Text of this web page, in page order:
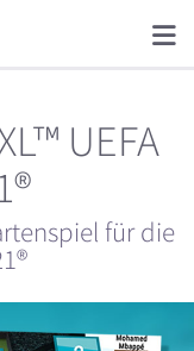
UEFA
für die